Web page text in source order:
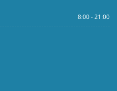
8:00 - 21:00